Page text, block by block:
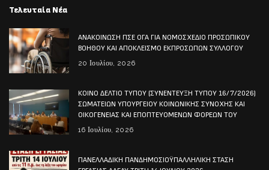
Τελευταία Νέα
ΑΝΑΚΟΙΝΩΣΗ ΠΣΕ ΟΓΑ ΓΙΑ ΝΟΜΟΣΧΕΔΙΟ ΠΡΟΣΩΠΙΚΟΥ
ΒΟΗΘΟΥ ΚΑΙ ΑΠΟΚΛΕΙΣΜΟ ΕΚΠΡΟΣΩΠΩΝ ΣΥΛΛΟΓΟΥ
20 Ιουλίου, 2026
ΚΟΙΝΟ ΔΕΛΤΙΟ ΤΥΠΟΥ (ΣΥΝΕΝΤΕΥΞΗ ΤΥΠΟΥ 16/7/2026)
ΣΩΜΑΤΕΙΩΝ ΥΠΟΥΡΓΕΙΟΥ ΚΟΙΝΩΝΙΚΗΣ ΣΥΝΟΧΗΣ ΚΑΙ
ΟΙΚΟΓΕΝΕΙΑΣ ΚΑΙ ΕΠΟΠΤΕΥΟΜΕΝΩΝ ΦΟΡΕΩΝ ΤΟΥ
16 Ιουλίου, 2026
ΠΑΝΕΛΛΑΔΙΚΗ ΠΑΝΔΗΜΟΣΙΟΫΠΑΛΛΗΛΙΚΗ ΣΤΑΣΗ